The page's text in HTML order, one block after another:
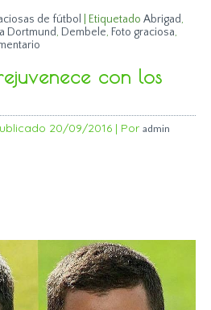
de fútbol Etiquetado Abrigad,
Dortmund, Dembele, Foto graciosa,
con los
20/09/2016 | Por admin